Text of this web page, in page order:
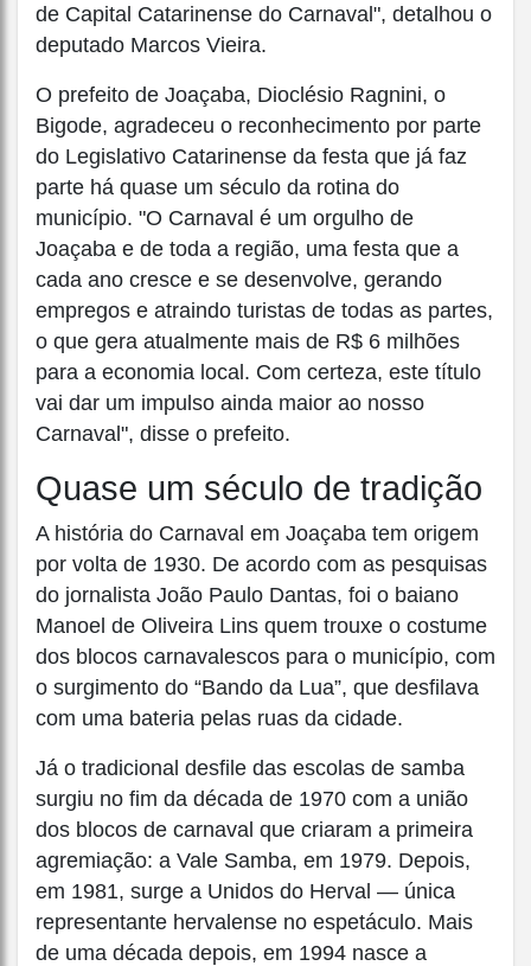
de Capital Catarinense do Carnaval", detalhou o
deputado Marcos Vieira.
O prefeito de Joaçaba, Dioclésio Ragnini, o
Bigode, agradeceu o reconhecimento por parte
do Legislativo Catarinense da festa que já faz
parte há quase um século da rotina do
município. "O Carnaval é um orgulho de
Joaçaba e de toda a região, uma festa que a
cada ano cresce e se desenvolve, gerando
empregos e atraindo turistas de todas as partes,
o que gera atualmente mais de R$ 6 milhões
para a economia local. Com certeza, este título
vai dar um impulso ainda maior ao nosso
Carnaval", disse o prefeito.
Quase um século de tradição
A história do Carnaval em Joaçaba tem origem
por volta de 1930. De acordo com as pesquisas
do jornalista João Paulo Dantas, foi o baiano
Manoel de Oliveira Lins quem trouxe o costume
dos blocos carnavalescos para o município, com
o surgimento do “Bando da Lua”, que desfilava
com uma bateria pelas ruas da cidade.
Já o tradicional desfile das escolas de samba
surgiu no fim da década de 1970 com a união
dos blocos de carnaval que criaram a primeira
agremiação: a Vale Samba, em 1979. Depois,
em 1981, surge a Unidos do Herval — única
representante hervalense no espetáculo. Mais
de uma década depois, em 1994 nasce a